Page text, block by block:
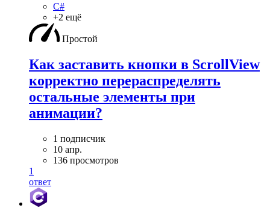
C#
+2 ещё
Простой
Как заставить кнопки в ScrollView
корректно перераспределять
остальные элементы при
анимации?
1 подписчик
10 апр.
136 просмотров
1
ответ